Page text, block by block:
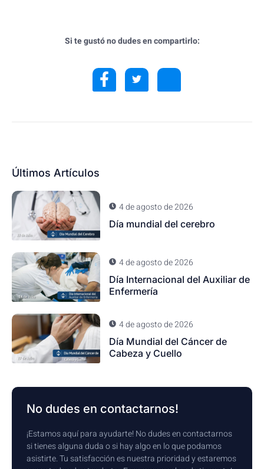
Si te gustó no dudes en compartirlo:
Últimos Artículos
4 de agosto de 2026
Día mundial del cerebro
4 de agosto de 2026
Día Internacional del Auxiliar de
Enfermería
4 de agosto de 2026
Día Mundial del Cáncer de
Cabeza y Cuello
No dudes en contactarnos!
¡Estamos aquí para ayudarte! No dudes en contactarnos
si tienes alguna duda o si hay algo en lo que podamos
asistirte. Tu satisfacción es nuestra prioridad y estaremos